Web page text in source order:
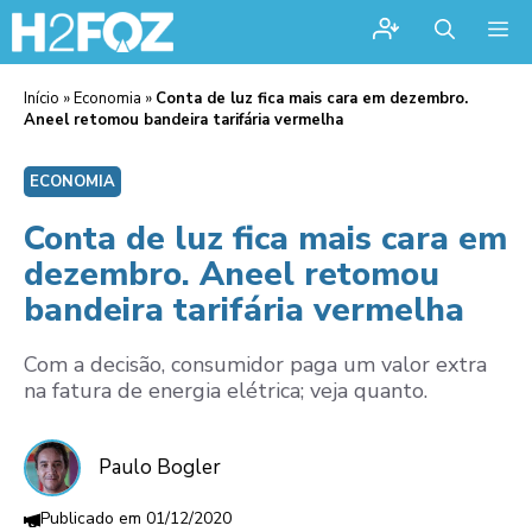
Início »Economia » Conta de luz fica mais cara em dezembro.
Aneel retomou bandeira tarifária vermelha
ECONOMIA
Conta de luz fica mais cara em
dezembro. Aneel retomou
bandeira tarifária vermelha
Com a decisão, consumidor paga um valor extra
na fatura de energia elétrica; veja quanto.
Paulo Bogler
01/12/2020